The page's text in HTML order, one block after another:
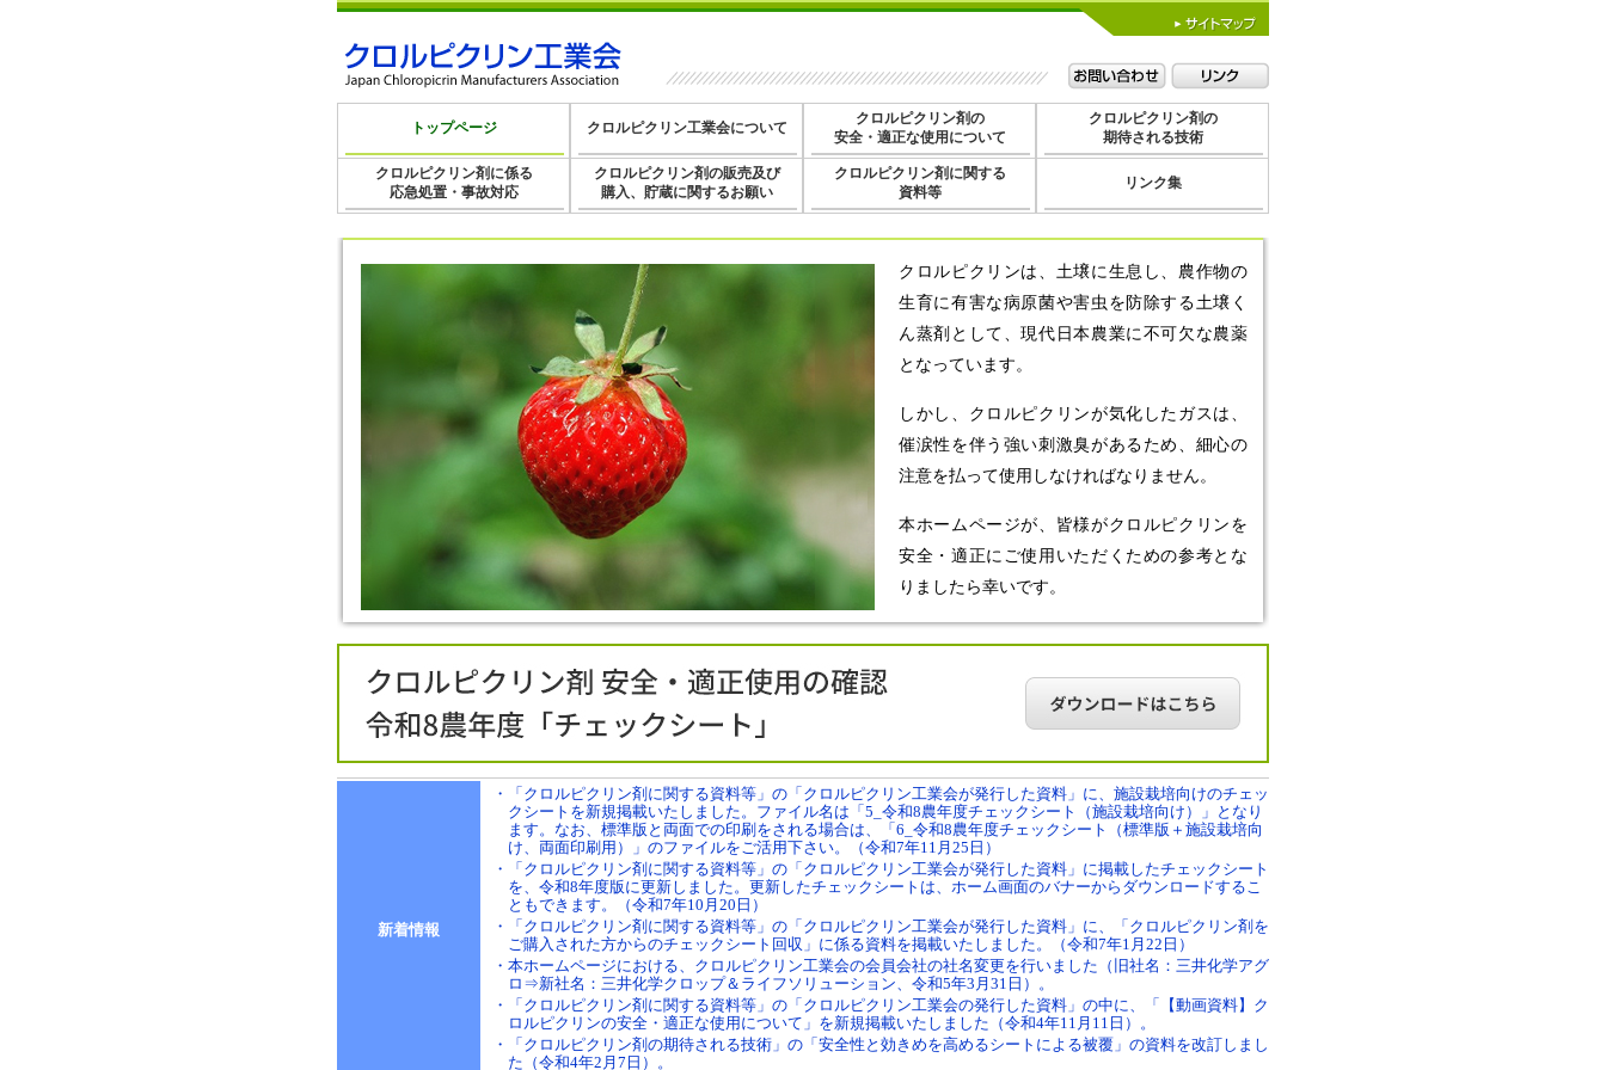
トップページ クロルピクリン工業会について
クロルピクリン剤の
安全・適正な使用について
クロルピクリン剤の
期待される技術
クロルピクリン剤に係る
応急処置・事故対応
クロルピクリン剤の販売及び
購入、貯蔵に関するお願い
クロルピクリン剤に関する
資料等
リンク集
クロルピクリンは、土壌に生息し、農作物の
生育に有害な病原菌や害虫を防除する土壌く
ん蒸剤として、現代日本農業に不可欠な農薬
となっています。
しかし、クロルピクリンが気化したガスは、
催涙性を伴う強い刺激臭があるため、細心の
注意を払って使用しなければなりません。
本ホームページが、皆様がクロルピクリンを
安全・適正にご使用いただくための参考とな
りましたら幸いです。
新着情報
・「クロルピクリン剤に関する資料等」の「クロルピクリン工業会が発行した資料」に、施設栽培向けのチェッ
クシートを新規掲載いたしました。ファイル名は「5_令和8農年度チェックシート（施設栽培向け）」となり
ます。なお、標準版と両面での印刷をされる場合は、「6_令和8農年度チェックシート（標準版＋施設栽培向
け、両面印刷用）」のファイルをご活用下さい。（令和7年11月25日）
・「クロルピクリン剤に関する資料等」の「クロルピクリン工業会が発行した資料」に掲載したチェックシート
を、令和8年度版に更新しました。更新したチェックシートは、ホーム画面のバナーからダウンロードするこ
ともできます。（令和7年10月20日）
・「クロルピクリン剤に関する資料等」の「クロルピクリン工業会が発行した資料」に、「クロルピクリン剤を
ご購入された方からのチェックシート回収」に係る資料を掲載いたしました。（令和7年1月22日）
・本ホームページにおける、クロルピクリン工業会の会員会社の社名変更を行いました（旧社名：三井化学アグ
ロ⇒新社名：三井化学クロップ＆ライフソリューション、令和5年3月31日）。
・「クロルピクリン剤に関する資料等」の「クロルピクリン工業会の発行した資料」の中に、「【動画資料】ク
ロルピクリンの安全・適正な使用について」を新規掲載いたしました（令和4年11月11日）。
・「クロルピクリン剤の期待される技術」の「安全性と効きめを高めるシートによる被覆」の資料を改訂しまし
た（令和4年2月7日）。